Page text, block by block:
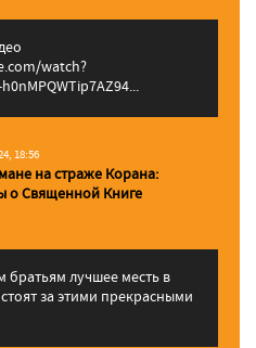
watch?
18:56
на страже Корана:
о Священной Книге
братьям лучшее месть в
за этими прекрасными